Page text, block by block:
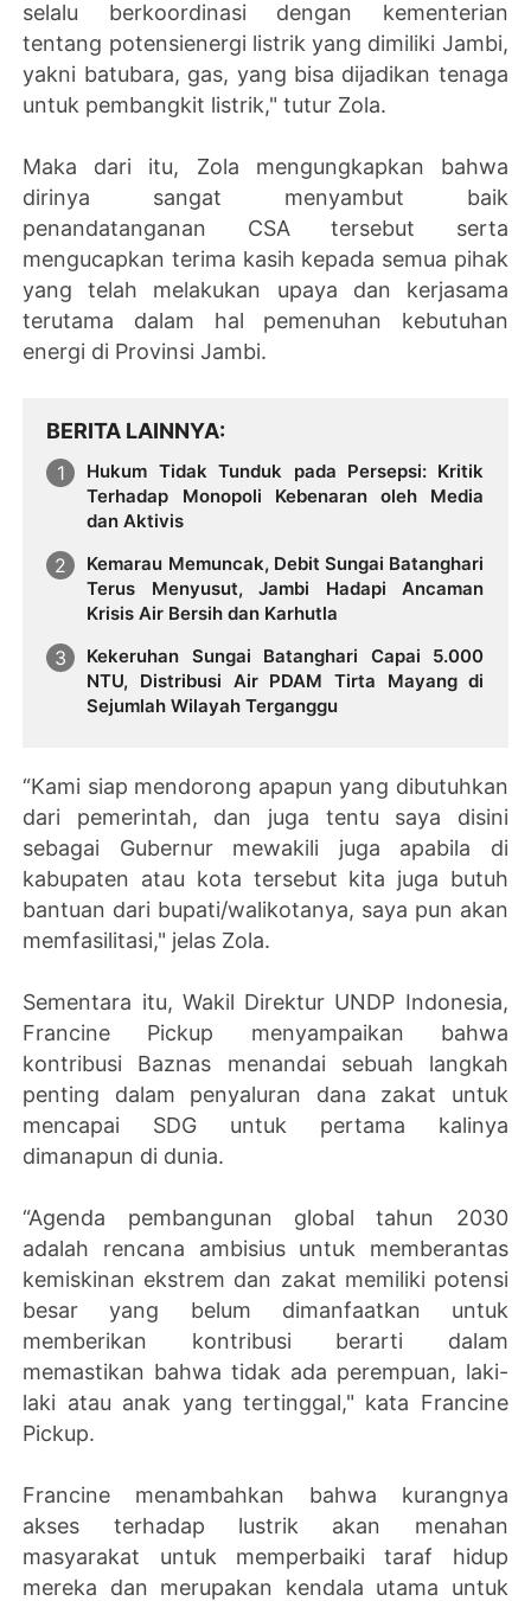
selalu berkoordinasi dengan kementerian
tentang potensienergi listrik yang dimiliki Jambi,
yakni batubara, gas, yang bisa dijadikan tenaga
untuk pembangkit listrik," tutur Zola.
Maka dari itu, Zola mengungkapkan bahwa
dirinya sangat menyambut baik
penandatanganan CSA tersebut serta
mengucapkan terima kasih kepada semua pihak
yang telah melakukan upaya dan kerjasama
terutama dalam hal pemenuhan kebutuhan
energi di Provinsi Jambi.
BERITA LAINNYA
Hukum Tidak Tunduk pada Persepsi: Kritik
Terhadap Monopoli Kebenaran oleh Media
dan Aktivis
Kemarau Memuncak, Debit Sungai Batanghari
Terus Menyusut, Jambi Hadapi Ancaman
Krisis Air Bersih dan Karhutla
Kekeruhan Sungai Batanghari Capai 5.000
NTU, Distribusi Air PDAM Tirta Mayang di
Sejumlah Wilayah Terganggu
“Kami siap mendorong apapun yang dibutuhkan
dari pemerintah, dan juga tentu saya disini
sebagai Gubernur mewakili juga apabila di
kabupaten atau kota tersebut kita juga butuh
bantuan dari bupati/walikotanya, saya pun akan
memfasilitasi," jelas Zola.
Sementara itu, Wakil Direktur UNDP Indonesia,
Francine Pickup menyampaikan bahwa
kontribusi Baznas menandai sebuah langkah
penting dalam penyaluran dana zakat untuk
mencapai SDG untuk pertama kalinya
dimanapun di dunia.
“Agenda pembangunan global tahun 2030
adalah rencana ambisius untuk memberantas
kemiskinan ekstrem dan zakat memiliki potensi
besar yang belum dimanfaatkan untuk
memberikan kontribusi berarti dalam
memastikan bahwa tidak ada perempuan, laki-
laki atau anak yang tertinggal," kata Francine
Pickup.
Francine menambahkan bahwa kurangnya
akses terhadap lustrik akan menahan
masyarakat untuk memperbaiki taraf hidup
mereka dan merupakan kendala utama untuk